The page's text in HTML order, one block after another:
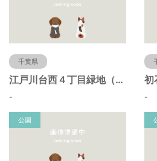
千葉県
江戸川台西４丁目緑地（千葉県流山市）
- -
公園